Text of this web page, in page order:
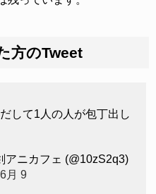
方のTweet
して1人の人が包丁出し
ニカフェ (@10zS2q3)
月 9